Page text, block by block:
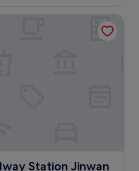
Station Jinwan
Jinwan Plaza